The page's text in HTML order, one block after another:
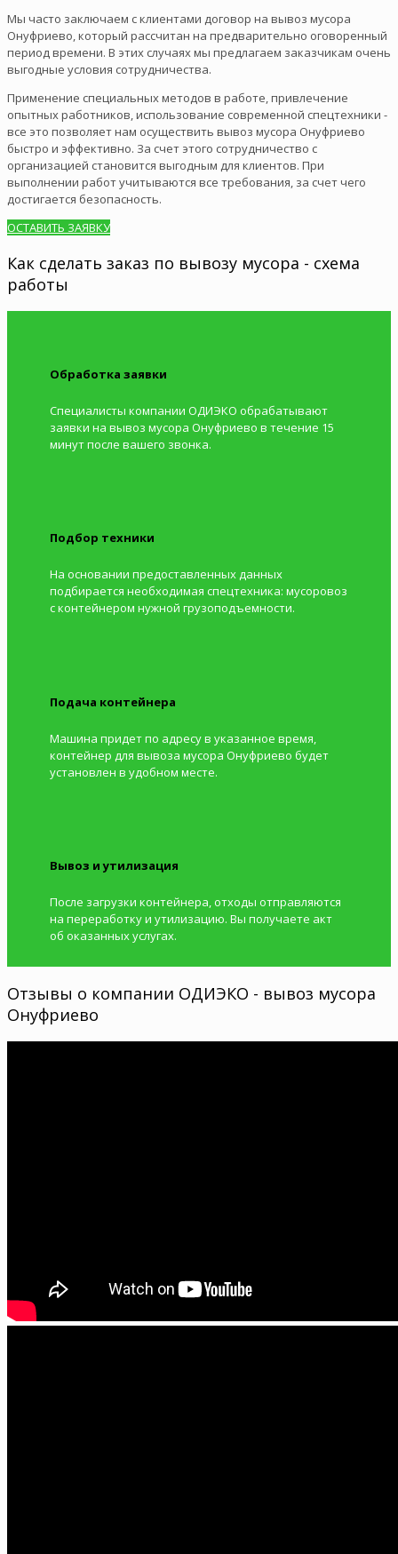
Мы часто заключаем с клиентами договор на вывоз мусора
Онуфриево, который рассчитан на предварительно оговоренный
период времени. В этих случаях мы предлагаем заказчикам очень
выгодные условия сотрудничества.
Применение специальных методов в работе, привлечение
опытных работников, использование современной спецтехники -
все это позволяет нам осуществить вывоз мусора Онуфриево
быстро и эффективно. За счет этого сотрудничество с
организацией становится выгодным для клиентов. При
выполнении работ учитываются все требования, за счет чего
достигается безопасность.
ОСТАВИТЬ ЗАЯВКУ
Как сделать заказ по вывозу мусора - схема
работы
Обработка заявки
Специалисты компании ОДИЭКО обрабатывают
заявки на вывоз мусора Онуфриево в течение 15
минут после вашего звонка.
Подбор техники
На основании предоставленных данных
подбирается необходимая спецтехника: мусоровоз
с контейнером нужной грузоподъемности.
Подача контейнера
Машина придет по адресу в указанное время,
контейнер для вывоза мусора Онуфриево будет
установлен в удобном месте.
Вывоз и утилизация
После загрузки контейнера, отходы отправляются
на переработку и утилизацию. Вы получаете акт
об оказанных услугах.
Отзывы о компании ОДИЭКО - вывоз мусора
Онуфриево